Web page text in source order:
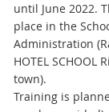
until June 2022.
place in the
Administration
HOTEL SCHOOL
town).
Training is